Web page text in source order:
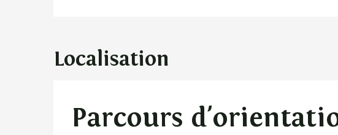
Localisation
Parcours